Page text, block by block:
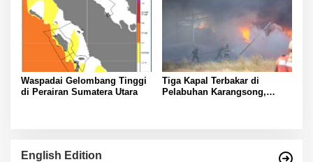
Waspadai Gelombang Tinggi
di Perairan Sumatera Utara
Tiga Kapal Terbakar di
Pelabuhan Karangsong,
English Edition